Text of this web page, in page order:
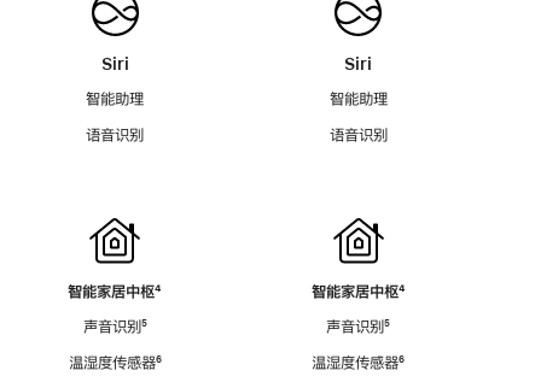
Siri
智能助理
语音识别
智能家居中枢脚
⁴
声音识别脚
⁵
温湿度传感器脚
⁶
Siri
智能助理
语音识别
智能家居中枢脚
⁴
声音识别脚
⁵
温湿度传感器脚
⁶